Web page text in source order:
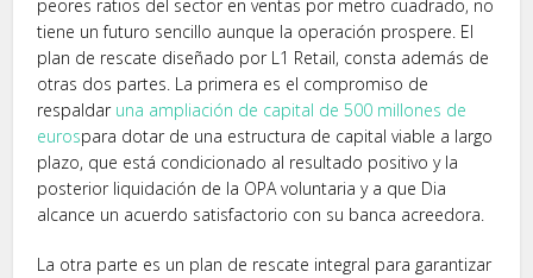
peores ratios del sector en ventas por metro cuadrado, no
tiene un futuro sencillo aunque la operación prospere. El
plan de rescate diseñado por L1 Retail, consta además de
otras dos partes. La primera es el compromiso de
respaldar una ampliación de capital de 500 millones de
eurospara dotar de una estructura de capital viable a largo
plazo, que está condicionado al resultado positivo y la
posterior liquidación de la OPA voluntaria y a que Dia
alcance un acuerdo satisfactorio con su banca acreedora.
La otra parte es un plan de rescate integral para garantizar